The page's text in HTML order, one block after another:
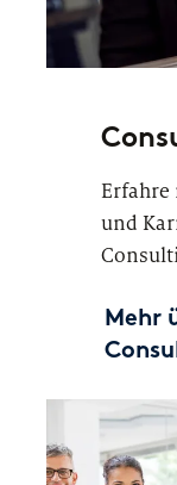
Erfahre
und
Mehr